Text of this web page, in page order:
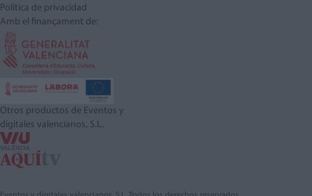
Política de privacidad
Amb el finançament de:
Otros productos de Eventos y
digitales valencianos, S.L.